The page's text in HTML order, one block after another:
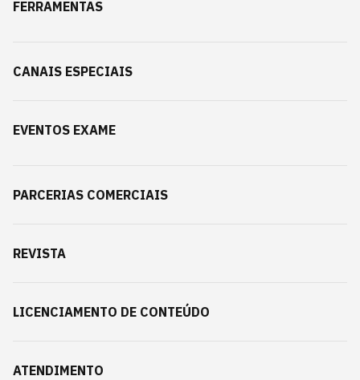
FERRAMENTAS
CANAIS ESPECIAIS
EVENTOS EXAME
PARCERIAS COMERCIAIS
REVISTA
LICENCIAMENTO DE CONTEÚDO
ATENDIMENTO